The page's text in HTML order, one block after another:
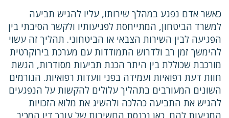
כאשר אדם נפגע במהלך שירותו, עליו להגיש תביעה
למשרד הביטחון, המתייחסת לפגיעותיו ולקשר הסיבתי בין
הפגיעה לבין השירות הצבאי או הביטחוני. תהליך זה עשוי
להימשך זמן רב ולדרוש התמודדות עם מערכת בירוקרטית
מורכבת שכוללת בין היתר הכנת תביעות מסודרות, הגשת
חוות דעת רפואיות ועמידה בפני וועדות רפואיות. הגורמים
השונים המעורבים בתהליך עלולים להקשות על הנפגעים
להגיש את התביעה כהלכה ולהשיג את מלוא הזכויות
המגיעות להם. כאן נכנסת החשיבות של עורך דין המכיר